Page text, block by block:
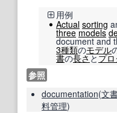
用例
Actual sorting
three models
document and
3種類のモデル
書の長さとプ
参照
documentation(文
料管理)